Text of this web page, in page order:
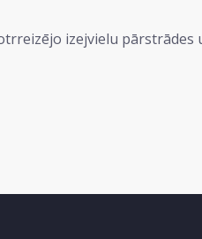
izejvielu